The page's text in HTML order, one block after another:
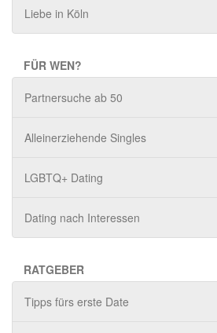
Liebe in Köln
FÜR WEN?
Partnersuche ab 50
Alleinerziehende Singles
LGBTQ+ Dating
Dating nach Interessen
RATGEBER
Tipps fürs erste Date